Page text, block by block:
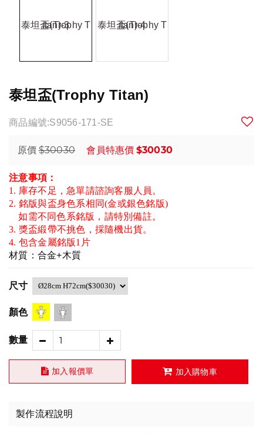
泰坦盃(Trophy Titan)
商品編號:S9056-171-SE
原價 $30030 會員特惠價 $30030
注意事項：
1. 庫存不足，急單請諮詢客服人員。
2. 銘版與盃身色系相同(金或銀色銘版)
如需不同色系銘版，請特別備註。
3. 獎盃緞帶不挑色，採隨機出貨。
4. 包含金屬銘版1片
材質：合金+木質
尺寸
顏色
數量
加入報價單 加入購物車
製作流程說明